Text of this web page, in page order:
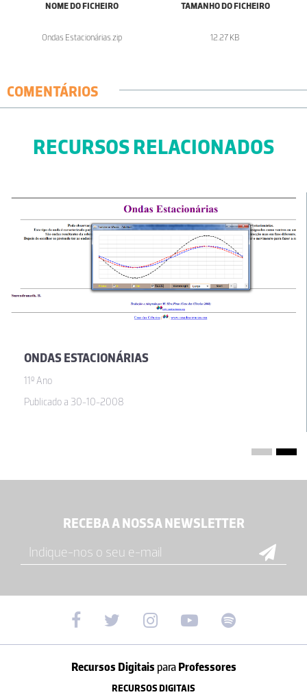
NOME DO FICHEIRO
Ondas Estacionárias.zip
TAMANHO DO FICHEIRO
12.27 KB
COMENTÁRIOS
RECURSOS RELACIONADOS
ONDAS ESTACIONÁRIAS
11º Ano
Publicado a 30-10-2008
RECEBA A NOSSA NEWSLETTER
Recursos Digitais paraProfessores
RECURSOS DIGITAIS